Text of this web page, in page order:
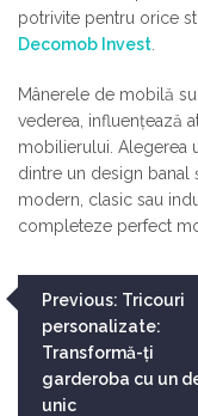
potrivite pentru orice
Decomob Invest
Mânerele de mobilă
vederea, influențează
mobilierului. Alegerea
dintre un design banal
modern, clasic sau
completeze perfect
Navigare
în
articole
Previous: Tricouri
personalizate:
Transformă-ți
garderoba cu un
unic